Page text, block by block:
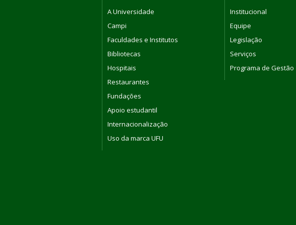
A Universidade
Campi
Faculdades e Institutos
Bibliotecas
Hospitais
Restaurantes
Fundações
Apoio estudantil
Internacionalização
Uso da marca UFU
Institucional
Equipe
Legislação
Serviços
Programa de Gestão